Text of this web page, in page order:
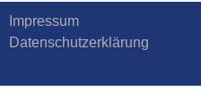
Impressum
Datenschutzerklärung